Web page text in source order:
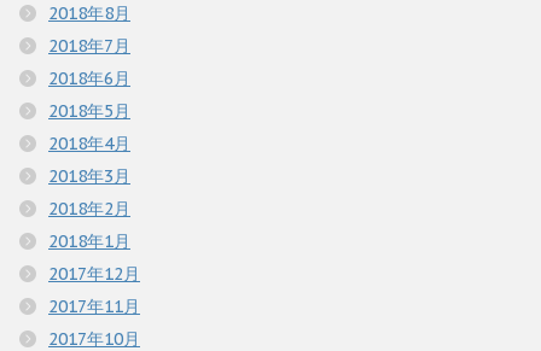
2018年8月
2018年7月
2018年6月
2018年5月
2018年4月
2018年3月
2018年2月
2018年1月
2017年12月
2017年11月
2017年10月